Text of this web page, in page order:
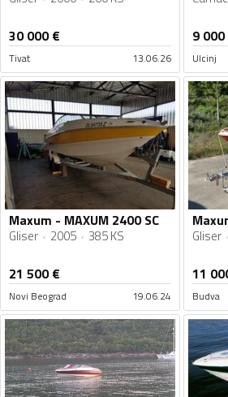
30 000€
Tivat 13.06.26
9 000
Ulcinj
Maxum - MAXUM 2400 SC
Gliser 2005 385 KS
21 500€
Novi Beograd 19.06.24
Gliser
11
Budva